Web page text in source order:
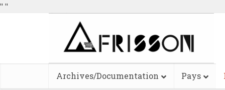
" "
Archives/Documentation Pays